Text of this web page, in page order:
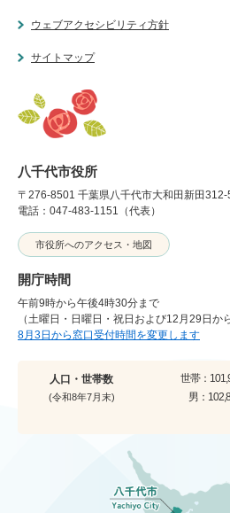
ウェブアクセシビリティ方針
サイトマップ
八千代市役所
〒276-8501 千葉県八千代市大和田新田312-
電話：047-483-1151（代表）
市役所へのアクセス・地図
開庁時間
午前9時から午後4時30分まで
（土曜日・日曜日・祝日および12月29日か
8月3日から窓口受付時間を変更します
人口・世帯数
(令和8年7月末)
世帯：
男：